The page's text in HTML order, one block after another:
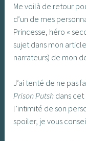
Me voilà de retour
d’un de mes
Princesse, héro «
sujet dans mon
narrateurs) de mon
J’ai tenté de ne pas
Prison Putsh dans
l’intimité de son
spoiler, je vous